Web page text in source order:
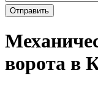
ворота в